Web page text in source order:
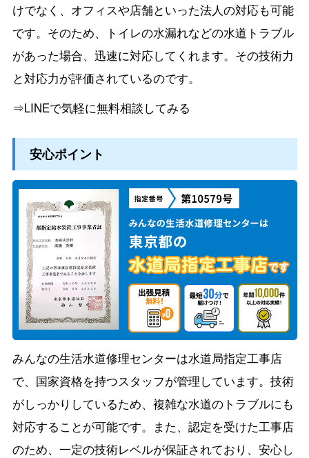
けでなく、オフィスや店舗といった法人の対応も可能
です。そのため、トイレの水漏れなどの水道トラブル
があった場合、迅速に対応してくれます。その技術力
と対応力が評価されているのです。
⇒LINEで気軽に無料相談してみる
安心ポイント
みんなの生活水道修理センターは水道局指定工事店
で、国家資格を持つスタッフが管理しています。技術
がしっかりしているため、複雑な水道のトラブルにも
対応することが可能です。また、認定を受けた工事店
のため、一定の技術レベルが保証されており、安心し